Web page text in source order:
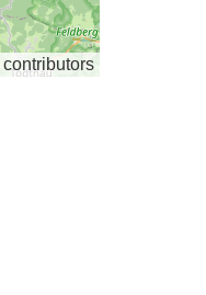
contributors